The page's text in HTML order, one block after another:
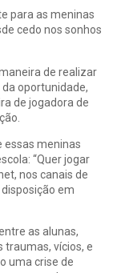
para as meninas
cedo nos sonhos
de realizar
oportunidade,
de jogadora de
essas meninas
“Quer jogar
nos canais de
em
as alunas,
traumas, vícios, e
uma crise de